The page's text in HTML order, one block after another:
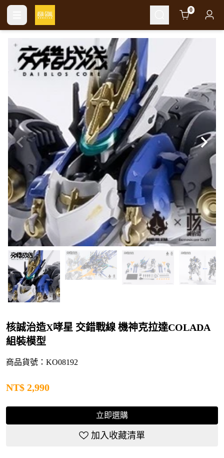
Cart 0
核誠治造X哮星 交錯戰線 機神克拉達COLADA
組裝模型
商品貨號：KO08192
NT$ 2,990
立即選購
加入收藏清單